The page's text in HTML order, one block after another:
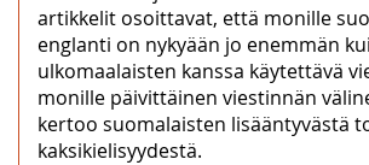
artikkelit osoittavat, että monille
englanti on nykyään jo enemmän
ulkomaalaisten kanssa käytettävä
monille päivittäinen viestinnän
kertoo suomalaisten lisääntyvästä
kaksikielisyydestä.